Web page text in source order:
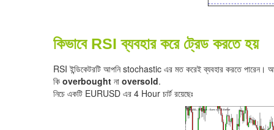
কিভাবে RSI ব্যবহার করে ট্রেড করতে হয়
RSI ইন্ডিকেটরটি আপনি stochastic এর মত করেই ব্যবহার করতে পারেন।
কি overbought না oversold.
নিচে একটি EURUSD এর 4 Hour চার্ট রয়েছেঃ